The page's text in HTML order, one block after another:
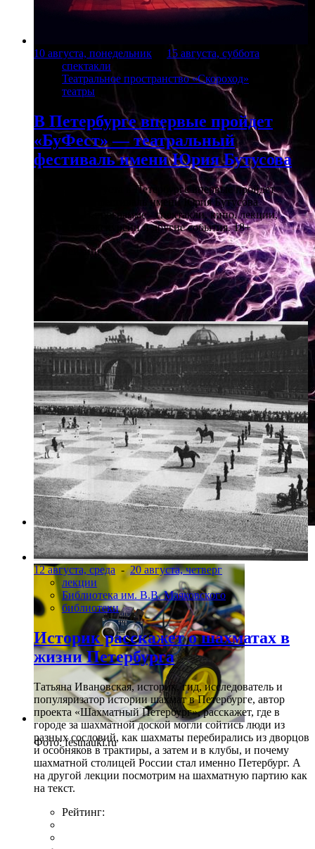
Фото: festnauki.ru
Фото: festnauki.ru
10 августа, понедельник
15 августа, суббота
спектакли
Театральное пространство «Скороход»
театры
В Петербурге впервые пройдет
«БуФест» — театральный
фестиваль имени Юрия Бутусова
С 10 по 15 августа в Петербурге впервые пройдет
театральный фестиваль имени Юрия Бутусова
«БуФест».В программе - спектакли, кино, лекции,
дискуссии, экскурсии и другие события. 18+
Рейтинг:
12 августа, среда -20 августа, четверг
лекции
Библиотека им. В.В. Маяковского
библиотеки
Историк расскажет о шахматах в
жизни Петербурга
Татьяна Ивановская, историк, гид, исследователь и
популяризатор истории шахмат в Петербурге, автор
проекта «Шахматный Петербург», расскажет, где в
городе за шахматной доской могли сойтись люди из
разных сословий, как шахматы перебирались из дворцов
и особняков в трактиры, а затем и в клубы, и почему
шахматной столицей России стал именно Петербург. А
на другой лекции посмотрим на шахматную партию как
на текст.
Рейтинг: